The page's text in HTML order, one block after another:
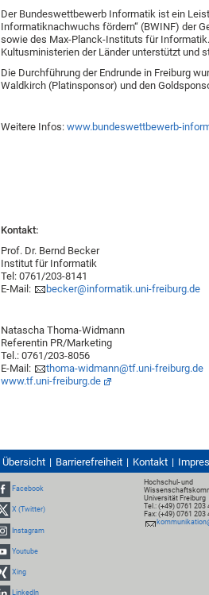
Der Bundeswettbewerb Informatik ist ein
Informatiknachwuchs fördern“ (BWINF) der
sowie des Max-Planck-Instituts für
Kultusministerien der Länder unterstützt und
Die Durchführung der Endrunde in Freiburg
Waldkirch (Platinsponsor) und den
Weitere Infos: www.bundeswettbewerb-
Kontakt:
Prof. Dr. Bernd Becker
Institut für Informatik
Tel: 0761/203-8141
E-Mail:
becker@informatik.uni-freiburg.de
Natascha Thoma-Widmann
Referentin PR/Marketing
Tel.: 0761/203-8056
E-Mail:
thoma-widmann@tf.uni-freiburg.de
www.tf.uni-freiburg.de
Übersicht Barrierefreiheit Kontakt
Facebook
X (Twitter)
Instagram
Youtube
Xing
LinkedIn
Hochschul- und
Universität Freiburg
Tel.: (+49) 0761 203
Fax: (+49) 0761 203